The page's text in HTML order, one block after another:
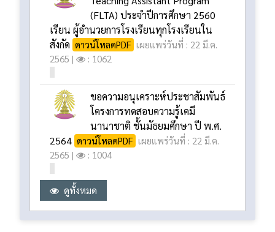
ทุน Fulbright Foreign Language
Teaching Assistant Program
(FLTA) ประจําปีการศึกษา 2560
เรียน ผู้อํานวยการโรงเรียนทุกโรงเรียนใน
สังกัด
ดาวน์โหลดPDF เผยแพร่วันที่ : 22 มี.ค.
2565 |
: 1062
ขอความอนุเคราะห์ประชาสัมพันธ์
โครงการทดสอบความรู้เคมี
2564 ดาวน์โหลดPDF
2565 |
: 1004